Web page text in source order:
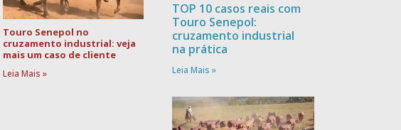
Touro Senepol no
cruzamento industrial: veja
mais um caso de cliente
Leia Mais »
TOP 10 casos reais com
Touro Senepol:
cruzamento industrial
na prática
Leia Mais »